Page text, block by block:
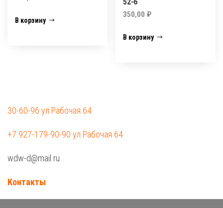
В корзину
350,00₽
В корзину
30-60-96 ул.Рабочая 64
+7 927-179-90-90 ул.Рабочая 64
wdw-d@mail.ru
Контакты